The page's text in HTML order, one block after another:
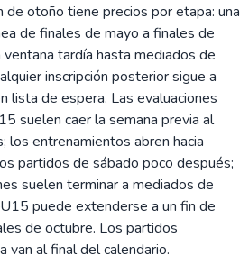
de otoño tiene precios por etapa: una
de finales de mayo a finales de
tardía hasta mediados de
inscripción posterior sigue a
lista de espera. Las evaluaciones
suelen caer la semana previa al
los entrenamientos abren hacia
partidos de sábado poco después;
suelen terminar a mediados de
puede extenderse a un fin de
de octubre. Los partidos
van al final del calendario.